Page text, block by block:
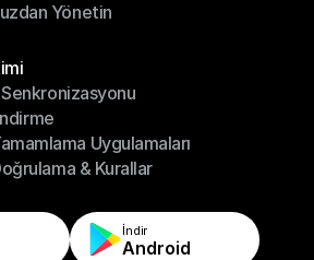
Altında Tutun
Yönetin
Uygulamaları
Uygulamaları
& Kurallar
& Kurallar
İndir
Android